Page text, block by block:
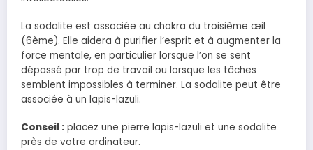
La sodalite est associée au chakra du troisième œil
(6ème). Elle aidera à purifier l’esprit et à augmenter la
force mentale, en particulier lorsque l’on se sent
dépassé par trop de travail ou lorsque les tâches
semblent impossibles à terminer. La sodalite peut être
associée à un lapis-lazuli.
Conseil : placez une pierre lapis-lazuli et une sodalite
près de votre ordinateur.